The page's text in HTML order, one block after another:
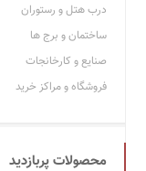
درب هتل و رستوران
ساختمان و برج ها
صنایع و کارخانجات
فروشگاه و مراکز خرید
محصولات پربازدید